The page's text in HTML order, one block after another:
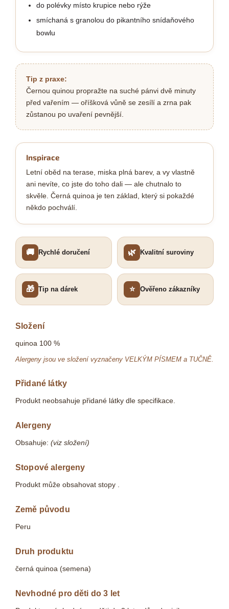
do polévky místo krupice nebo rýže
smíchaná s granolou do pikantního snídaňového
bowlu
Tip z praxe:
Černou quinou propražte na suché pánvi dvě minuty
před vařením — oříšková vůně se zesílí a zrna pak
zůstanou po uvaření pevnější.
Inspirace
Letní oběd na terase, miska plná barev, a vy vlastně
ani nevíte, co jste do toho dali — ale chutnalo to
skvěle. Černá quinoa je ten základ, který si pokaždé
někdo pochválí.
🚚 Rychlé doručení 🌿 Kvalitní suroviny
🎁 Tip na dárek ⭐ Ověřeno zákazníky
Složení
quinoa 100 %
Alergeny jsou ve složení vyznačeny VELKÝM PÍSMEM a TUČNĚ.
Přidané látky
Produkt neobsahuje přidané látky dle specifikace.
Alergeny
Obsahuje: (viz složení)
Stopové alergeny
Produkt může obsahovat stopy .
Země původu
Peru
Druh produktu
černá quinoa (semena)
Nevhodné pro děti do 3 let